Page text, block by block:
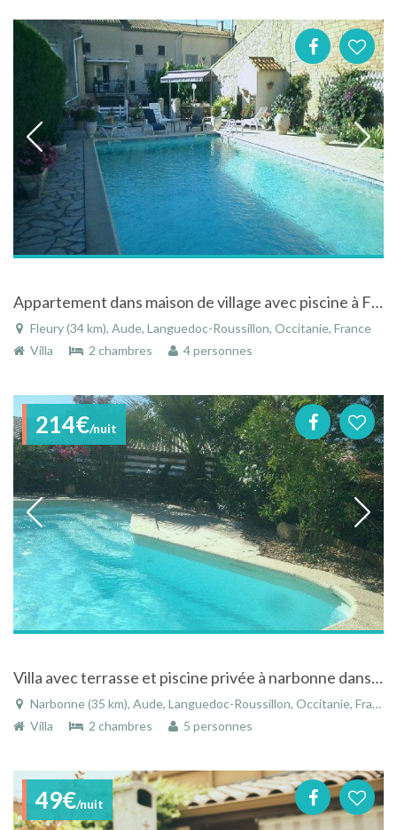
Appartement dans maison de village avec piscine à Fleury d'Aude dans le Languedoc-Roussillon
Fleury (34 km), Aude, Languedoc-Roussillon, Occitanie, France
Villa
2 chambres 4 personnes
214€/nuit
Villa avec terrasse et piscine privée à narbonne dans le Languedoc Roussillon
Narbonne (35 km), Aude, Languedoc-Roussillon, Occitanie, France
Villa
2 chambres 5 personnes
49€/nuit